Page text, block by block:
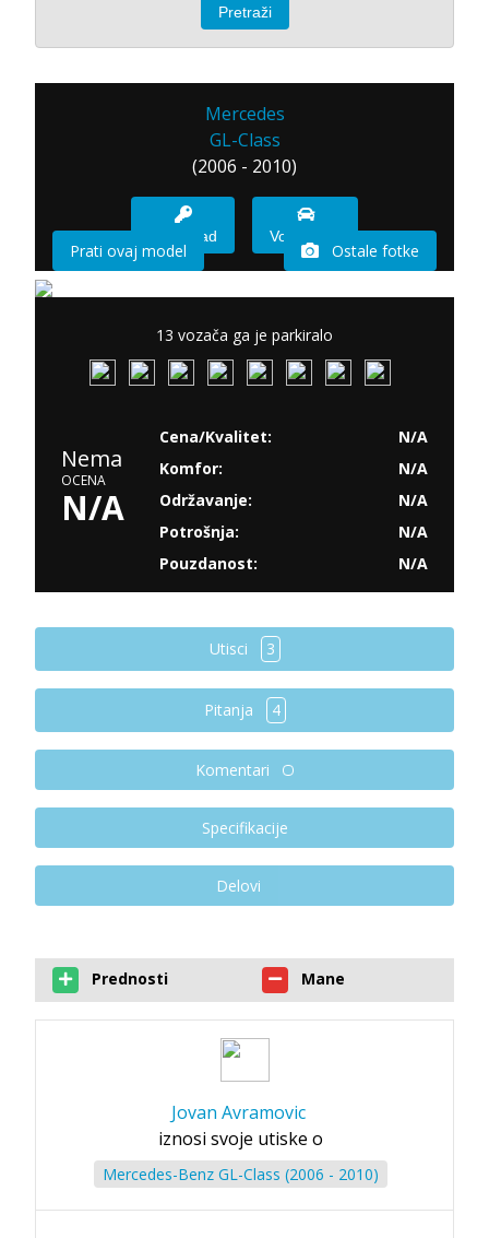
Mercedes
GL-Class
(2006 - 2010)
Imam sad Vozio sam
Prati ovaj model Ostale fotke
13 vozača ga je parkiralo
Nema
OCENA
N/A
Cena/Kvalitet:
N/A
Komfor:
N/A
Održavanje:
N/A
Potrošnja:
N/A
Pouzdanost:
N/A
Utisci 3
Pitanja 4
Komentari
Specifikacije
Delovi
Prednosti Mane
Jovan Avramovic
iznosi svoje utiske o
Mercedes-Benz GL-Class (2006 - 2010)